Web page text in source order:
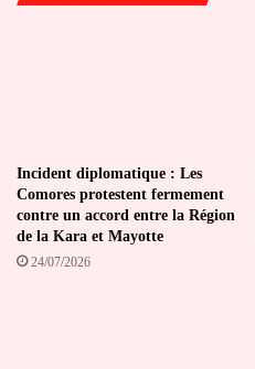
Incident diplomatique : Les
Comores protestent fermement
contre un accord entre la Région
de la Kara et Mayotte
24/07/2026